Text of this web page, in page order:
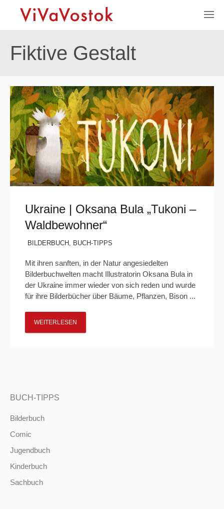
Fiktive Gestalt
Ukraine | Oksana Bula „Tukoni –
Waldbewohner“
BILDERBUCH , BUCH-TIPPS
Mit ihren sanften, in der Natur angesiedelten
Bilderbuchwelten macht Illustratorin Oksana Bula in
der Ukraine immer wieder von sich reden und wurde
für ihre Bilderbücher über Bäume, Pflanzen, Bison ...
WEITERLESEN
BUCH-TIPPS
Bilderbuch
Comic
Jugendbuch
Kinderbuch
Sachbuch